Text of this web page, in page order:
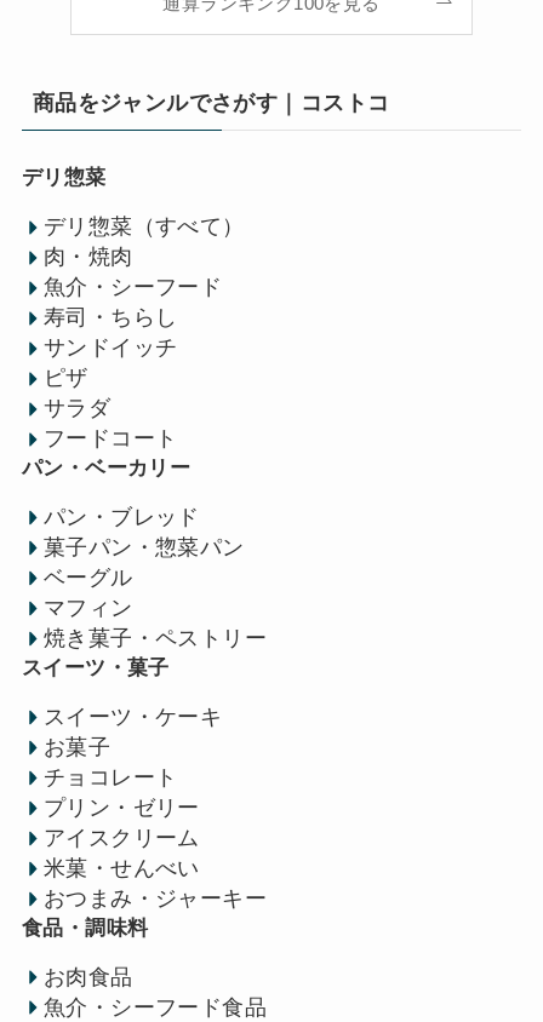
商品をジャンルでさがす｜コストコ
デリ惣菜
デリ惣菜（すべて）
肉・焼肉
魚介・シーフード
寿司・ちらし
サンドイッチ
ピザ
サラダ
フードコート
パン・ベーカリー
パン・ブレッド
菓子パン・惣菜パン
ベーグル
マフィン
焼き菓子・ペストリー
スイーツ・菓子
スイーツ・ケーキ
お菓子
チョコレート
プリン・ゼリー
アイスクリーム
米菓・せんべい
おつまみ・ジャーキー
食品・調味料
お肉食品
魚介・シーフード食品